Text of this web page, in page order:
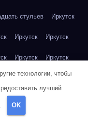
стульев Иркутск
Иркутск Иркутск
Иркутск Иркутск
Иркутск Иркутск
Йогурт
технологии, чтобы
лучший
OK